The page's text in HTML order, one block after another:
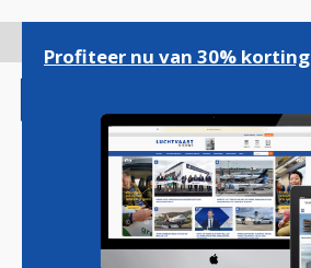
gaan
Magazine Podcasts
Profiteer nu van 30% korting